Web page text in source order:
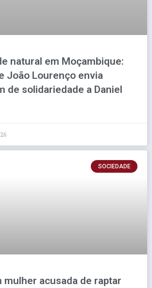
natural em Moçambique:
João Lourenço envia
de solidariedade a Daniel
SOCIEDADE
mulher acusada de raptar